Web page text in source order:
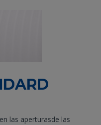
las aperturasde las